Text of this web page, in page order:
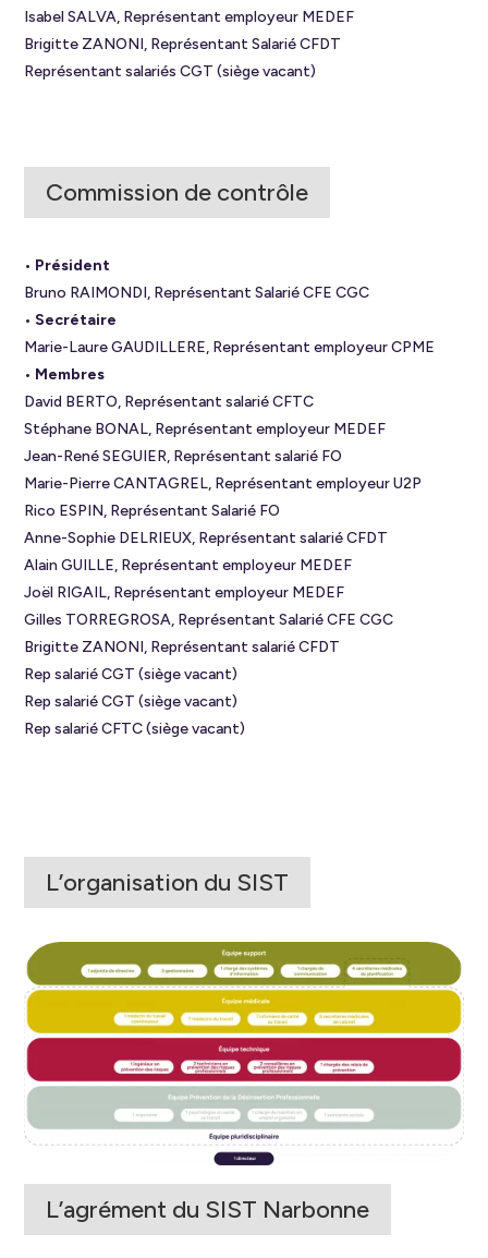
Isabel SALVA, Représentant employeur MEDEF
Brigitte ZANONI, Représentant Salarié CFDT
Représentant salariés CGT (siège vacant)
Commission de contrôle
• Président
Bruno RAIMONDI, Représentant Salarié CFE CGC
• Secrétaire
Marie-Laure GAUDILLERE, Représentant employeur CPME
• Membres
David BERTO, Représentant salarié CFTC
Stéphane BONAL, Représentant employeur MEDEF
Jean-René SEGUIER, Représentant salarié FO
Marie-Pierre CANTAGREL, Représentant employeur U2P
Rico ESPIN, Représentant Salarié FO
Anne-Sophie DELRIEUX, Représentant salarié CFDT
Alain GUILLE, Représentant employeur MEDEF
Joël RIGAIL, Représentant employeur MEDEF
Gilles TORREGROSA, Représentant Salarié CFE CGC
Brigitte ZANONI, Représentant salarié CFDT
Rep salarié CGT (siège vacant)
Rep salarié CGT (siège vacant)
Rep salarié CFTC (siège vacant)
L’organisation du SIST
L’agrément du SIST Narbonne